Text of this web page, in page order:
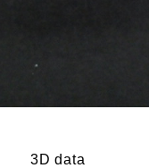
3D data